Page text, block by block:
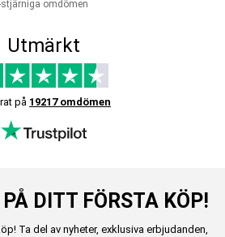
omdömen
Utmärkt
på 19217 omdömen
DITT FÖRSTA KÖP!
Ta del av nyheter, exklusiva erbjudanden,